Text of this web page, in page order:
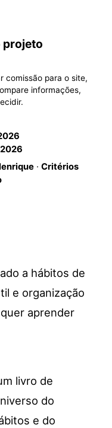
projeto
comissão para o site,
informações,
· Critérios
a hábitos de
e organização
aprender
livro de
do
e do